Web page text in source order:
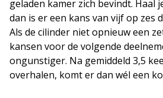
geladen kamer zich bevindt. Haal
dan is er een kans van vijf op zes
Als de cilinder niet opnieuw een
kansen voor de volgende
ongunstiger. Na gemiddeld 3,5
overhalen, komt er dan wél een